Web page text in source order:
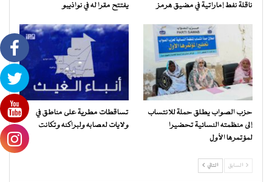
ناقلة نفط إماراتية في مضيق هرمز
يفتتح مقرا له في نواذيبو
حزب الصواب يطلق حملة للانتساب
إلى منظمته النسائية تحضيرا
لمؤتمرها الأول
تساقطات مطرية على مناطق في
ولايات لعصابه ولبراكنه وتكانت
السابق التالي